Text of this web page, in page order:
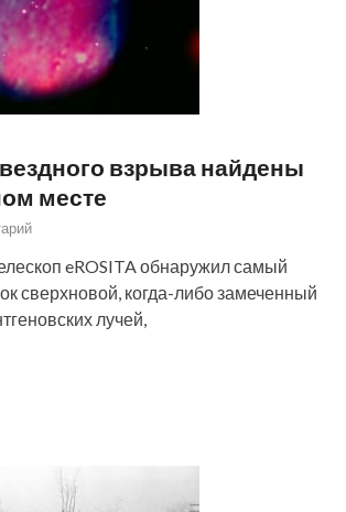
взрыва найдены
месте
eROSITA обнаружил самый
сверхновой, когда-либо замеченный
лучей,